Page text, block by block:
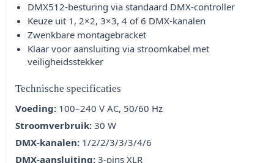
DMX512-besturing via standaard DMX-controller
Keuze uit 1, 2×2, 3×3, 4 of 6 DMX-kanalen
Zwenkbare montagebracket
Klaar voor aansluiting via stroomkabel met
veiligheidsstekker
Technische specificaties
Voeding: 100–240 V AC, 50/60 Hz
Stroomverbruik: 30 W
DMX-kanalen: 1/2/2/3/3/3/4/6
DMX-aansluiting: 3-pins XLR